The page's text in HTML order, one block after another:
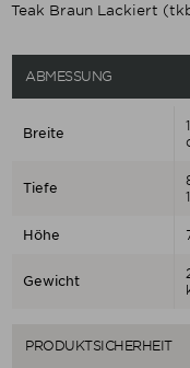
Teak Braun Lackiert
ABMESSUNG
Breite
Tiefe
Höhe
Gewicht
PRODUKTSICHERHEIT